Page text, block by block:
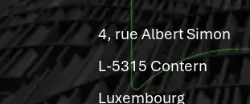
4, rue Albert Simon
L-5315 Contern
Luxembourg